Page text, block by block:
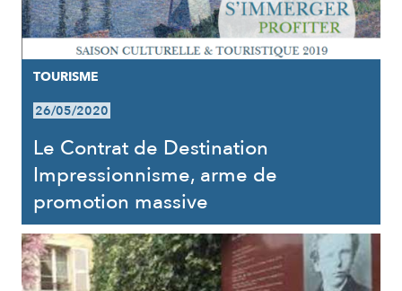
TOURISME
26/05/2020
Le Contrat de Destination
Impressionnisme, arme de
promotion massive